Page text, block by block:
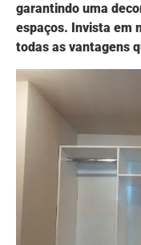
garantindo uma
espaços. Invista em
todas as vantagens